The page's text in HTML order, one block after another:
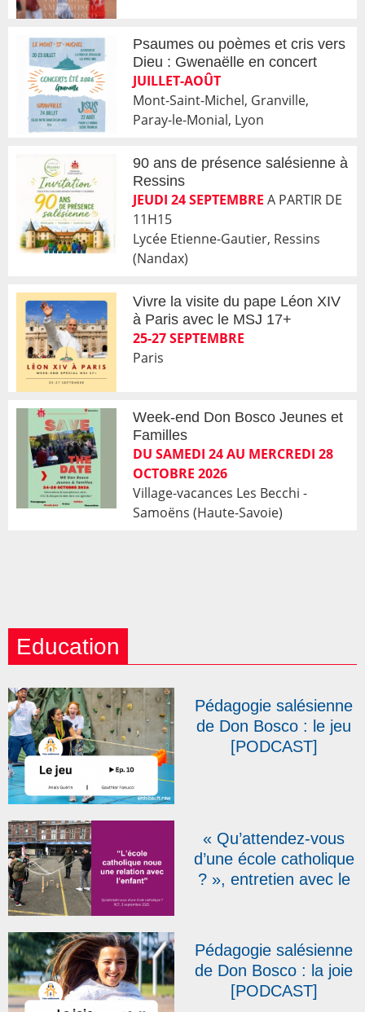
Psaumes ou poèmes et cris vers
Dieu : Gwenaëlle en concert
JUILLET-AOÛT
Mont-Saint-Michel, Granville,
Paray-le-Monial, Lyon
90 ans de présence salésienne à
Ressins
JEUDI 24 SEPTEMBRE A PARTIR DE
11H15
Lycée Etienne-Gautier, Ressins
(Nandax)
Vivre la visite du pape Léon XIV
à Paris avec le MSJ 17+
25-27 SEPTEMBRE
Paris
Week-end Don Bosco Jeunes et
Familles
DU SAMEDI 24 AU MERCREDI 28
OCTOBRE 2026
Village-vacances Les Becchi -
Samoëns (Haute-Savoie)
Education
Pédagogie salésienne
de Don Bosco : le jeu
[PODCAST]
« Qu’attendez-vous
d’une école catholique
? », entretien avec le
RCF
Pédagogie salésienne
de Don Bosco : la joie
[PODCAST]